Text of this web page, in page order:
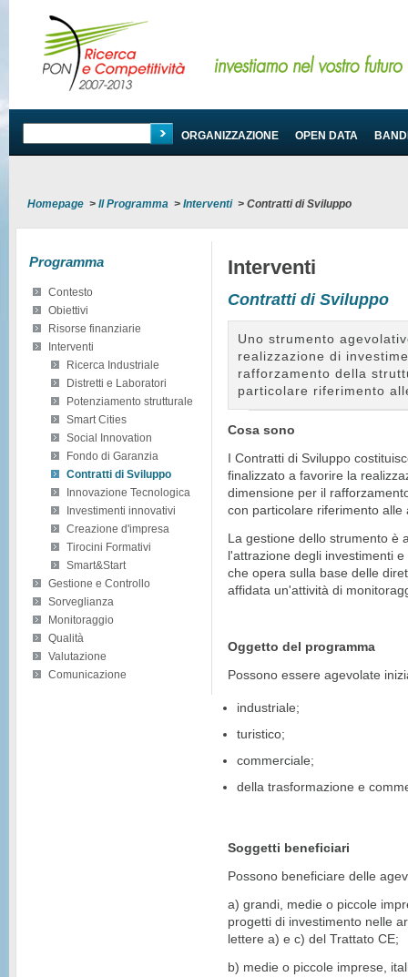
PROGRAMMA ORGANIZZAZIONE OPEN DATA
Homepage > Il Programma > Interventi> Contratti di Sviluppo
Programma
Contesto
Obiettivi
Risorse finanziarie
Interventi
Ricerca Industriale
Distretti e Laboratori
Potenziamento strutturale
Smart Cities
Social Innovation
Fondo di Garanzia
Contratti di Sviluppo
Innovazione Tecnologica
Investimenti innovativi
Creazione d'impresa
Tirocini Formativi
Smart&Start
Gestione e Controllo
Sorveglianza
Monitoraggio
Qualità
Valutazione
Comunicazione
Interventi
Contratti di Sviluppo
Uno strumento
realizzazione di
rafforzamento della
particolare riferimento
Cosa sono
I Contratti di Sviluppo
finalizzato a favorire la
dimensione per il
con particolare riferimento alle
La gestione dello strumento è
l'attrazione degli investimenti
che opera sulla base delle
affidata un'attività di
Oggetto del programma
Possono essere agevolate
industriale;
turistico;
commerciale;
della trasformazione e
Soggetti beneficiari
Possono beneficiare delle
a) grandi, medie o piccole
progetti di investimento nelle
lettere a) e c) del Trattato CE;
b) medie o piccole imprese,